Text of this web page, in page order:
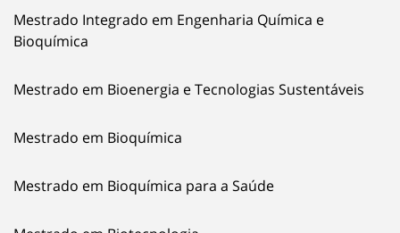
Mestrado Integrado em Engenharia Química e
Bioquímica
Mestrado em Bioenergia e Tecnologias Sustentáveis
Mestrado em Bioquímica
Mestrado em Bioquímica para a Saúde